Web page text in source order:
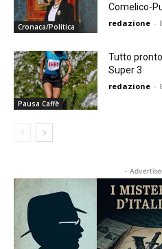
Cronaca/Politica
Comelico-
redazione -
Pausa Caffè
Tutto
Super 3
redazione -
-